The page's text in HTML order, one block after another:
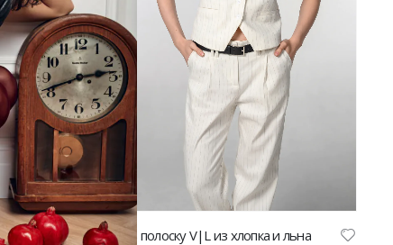
Жилет в полоску V|L из хлопка и льна